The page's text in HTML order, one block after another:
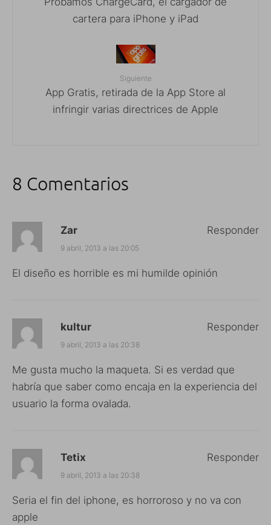
cartera para iPhone y iPad
Siguiente
App Gratis, retirada de la App Store al
infringir varias directrices de Apple
8 Comentarios
Zar
9 abril, 2013 a las 20:05
El diseño es horrible es mi humilde opinión
Responder
kultur
9 abril, 2013 a las 20:38
Me gusta mucho la maqueta. Si es verdad que
habría que saber como encaja en la experiencia del
usuario la forma ovalada.
Responder
Tetix
9 abril, 2013 a las 20:38
Seria el fin del iphone, es horroroso y no va con
apple
Responder